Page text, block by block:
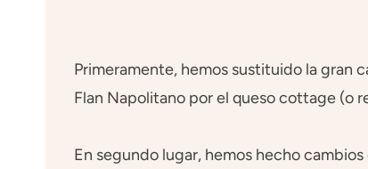
Primeramente, hemos sustituido la gran
Flan Napolitano por el queso cottage (o
En segundo lugar, hemos hecho